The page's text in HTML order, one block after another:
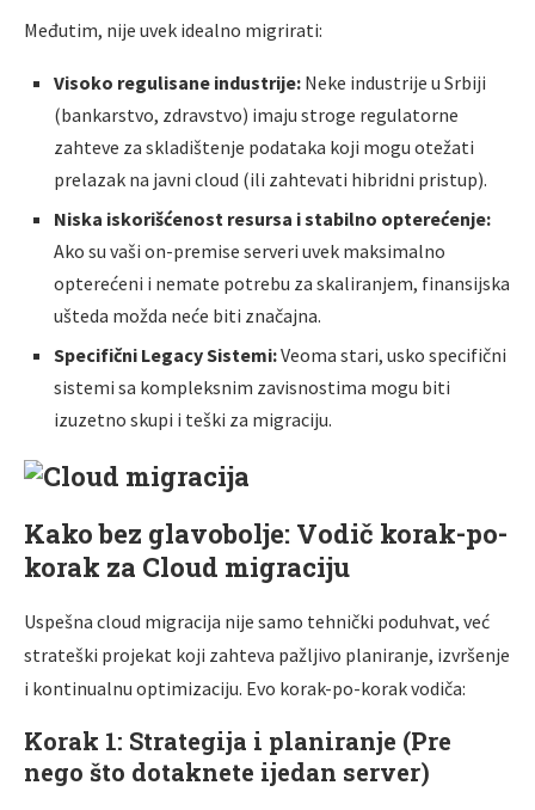
Međutim, nije uvek idealno migrirati:
Visoko regulisane industrije: Neke industrije u Srbiji
(bankarstvo, zdravstvo) imaju stroge regulatorne
zahteve za skladištenje podataka koji mogu otežati
prelazak na javni cloud (ili zahtevati hibridni pristup).
Niska iskorišćenost resursa i stabilno opterećenje:
Ako su vaši on-premise serveri uvek maksimalno
opterećeni i nemate potrebu za skaliranjem, finansijska
ušteda možda neće biti značajna.
Specifični Legacy Sistemi:Veoma stari, usko specifični
sistemi sa kompleksnim zavisnostima mogu biti
izuzetno skupi i teški za migraciju.
Kako bez glavobolje: Vodič korak-po-
korak za Cloud migraciju
Uspešna cloud migracija nije samo tehnički poduhvat, već
strateški projekat koji zahteva pažljivo planiranje, izvršenje
i kontinualnu optimizaciju. Evo korak-po-korak vodiča:
Korak 1: Strategija i planiranje (Pre
nego što dotaknete ijedan server)